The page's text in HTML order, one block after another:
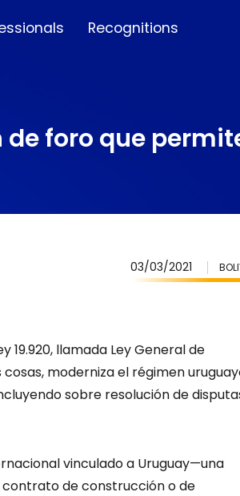
Recognitions
foro que
03/03/2021
19.920, llamada Ley General de
moderniza el régimen
sobre resolución de
vinculado a Uruguay—una
de construcción o de